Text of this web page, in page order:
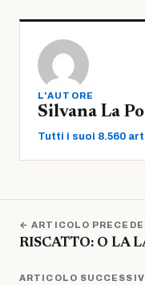
L'AUTORE
Silvana La
Tutti i suoi 8.560
← ARTICOLO
RISCATTO: O LA
ARTICOLO